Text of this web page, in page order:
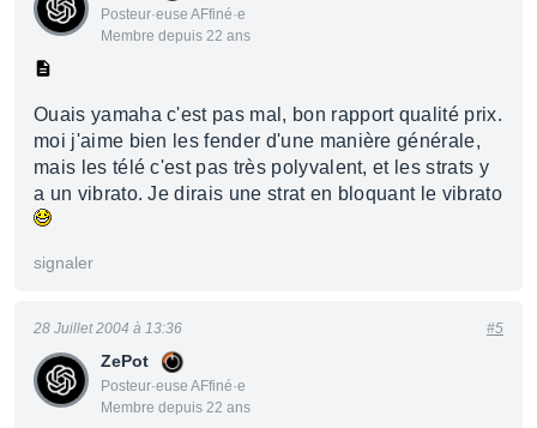
Posteur·euse AFfiné·e
Membre depuis 22 ans
Ouais yamaha c'est pas mal, bon rapport qualité prix.
moi j'aime bien les fender d'une manière générale,
mais les télé c'est pas très polyvalent, et les strats y
a un vibrato. Je dirais une strat en bloquant le vibrato
signaler
ZePot
Posteur·euse AFfiné·e
Membre depuis 22 ans
28 Juillet 2004 à 13:36 #5